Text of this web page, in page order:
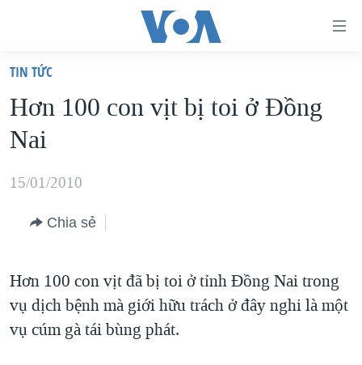
truy
cập
Tới
dung
chính
hướng
chính
Đi
VIỆT NAM
HOA KỲ
BIỂN ĐÔNG
BLOG
MỤC
TỰ DO BÁO CHÍ
CHUYÊN ĐỀ
TIN TỨC
Hơn 100 con vịt bị toi ở Đồng
Nai
15/01/2010
Chia sẻ
Hơn 100 con vịt đã bị toi ở tỉnh Đồng Nai trong
vụ dịch bệnh mà giới hữu trách ở đây nghi là một
vụ cúm gà tái bùng phát.